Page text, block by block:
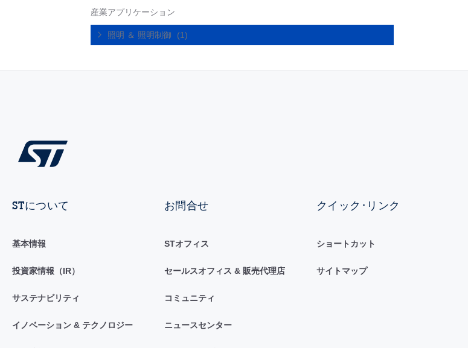
産業アプリケーション
照明 ＆ 照明制御 (1)
STについて
基本情報
投資家情報（IR）
サステナビリティ
イノベーション & テクノロジー
お問合せ
STオフィス
セールスオフィス & 販売代理店
コミュニティ
ニュースセンター
クイック･リンク
ショートカット
サイトマップ